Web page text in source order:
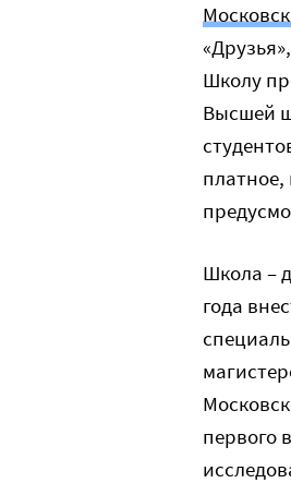
Школу
Высшей
платное,
Школа –
года
первого